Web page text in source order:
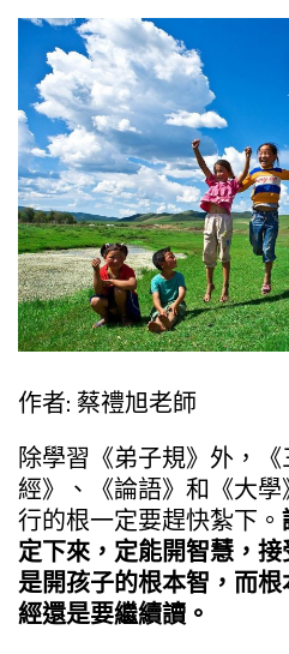
作者: 蔡禮旭老師
除學習《弟子規》外，
經》、《論語》和《大
行的根一定要趕快紮下。
定下來，定能開智慧，
是開孩子的根本智，而
經還是要繼續讀。